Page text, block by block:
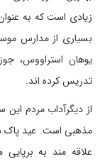
زیادی است که به
بسیاری از مدارس
یوهان استراووس،
تدریس کرده اند.
از دیگرآداب مردم
مذهبی است. عید پاک
علاقه مند به